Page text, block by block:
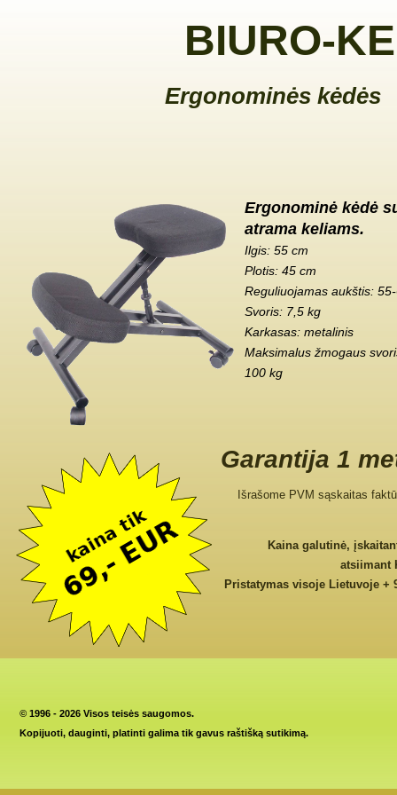
BIURO-
Ergonominės kėdės
Ergonominė kėdė
atrama keliams.
Ilgis: 55 cm
Plotis: 45 cm
Reguliuojamas aukštis:
Svoris: 7,5 kg
Karkasas: metalinis
Maksimalus žmogaus
100 kg
Garantija 1
Išrašome PVM sąskaitas
Kaina galutinė,
atsiimant
Pristatymas visoje Lietuvoje +
© 1996 - 2026 Visos teisės saugomos.
Kopijuoti, dauginti, platinti galima tik gavus raštišką sutikimą.